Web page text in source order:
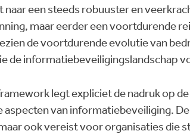
naar een steeds robuuster en
maar eerder een voortdurende
de voortdurende evolutie van
de informatiebeveiligingslandschap
legt expliciet de nadruk op
aspecten van informatiebeveiliging.
ook vereist voor organisaties die